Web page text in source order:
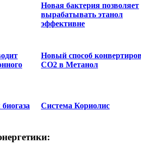
Новая бактерия позволяет
вырабатывать этанол
эффективне
Новый способ
СО2 в Метанол
Система Кориолис